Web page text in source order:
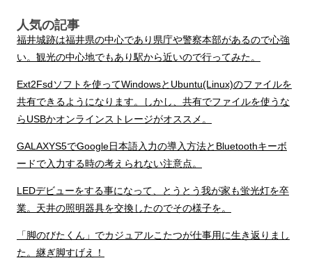
人気の記事
福井城跡は福井県の中心であり県庁や警察本部があるので心強
い。観光の中心地でもあり駅から近いので行ってみた。
Ext2Fsdソフトを使ってWindowsとUbuntu(Linux)のファイルを
共有できるようになります。しかし、共有でファイルを使うな
らUSBかオンラインストレージがオススメ。
GALAXYS5でGoogle日本語入力の導入方法とBluetoothキーボ
ードで入力する時の考えられない注意点。
LEDデビューをする事になって、とうとう我が家も蛍光灯を卒
業。天井の照明器具を交換したのでその様子を。
「脚のびたくん」でカジュアルこたつが仕事用に生き返りまし
た。継ぎ脚すげえ！